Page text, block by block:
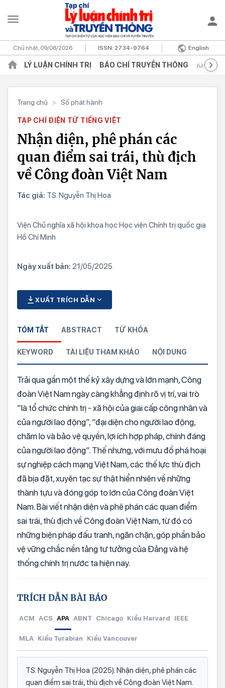
Chủ nhật, 09/08/2026 ISSN:2734-9764 English
LÝ LUẬN CHÍNH TRỊ BÁO CHÍ TRUYỀN THÔNG KHOA
Trang chủ > Số phát hành
TẠP CHÍ ĐIỆN TỬ TIẾNG VIỆT
Nhận diện, phê phán các
quan điểm sai trái, thù địch
về Công đoàn Việt Nam
Tác giả: TS. Nguyễn Thị Hoa
Viện Chủ nghĩa xã hội khoa học Học viện Chính trị quốc gia
Hồ Chí Minh
Ngày xuất bản: 21/05/2025
XUẤT TRÍCH DẪN
TÓM TẮT ABSTRACT TỪ KHÓA
KEYWORD TÀI LIỆU THAM KHẢO NỘI DUNG
Trải qua gần một thế kỷ xây dựng và lớn mạnh, Công
đoàn Việt Nam ngày càng khẳng định rõ vị trí, vai trò
“là tổ chức chính trị - xã hội của giai cấp công nhân và
của người lao động”, “đại diện cho người lao động,
chăm lo và bảo vệ quyền, lợi ích hợp pháp, chính đáng
của người lao động”. Thế nhưng, với mưu đồ phá hoại
sự nghiệp cách mạng Việt Nam, các thế lực thù địch
đã bịa đặt, xuyên tạc sự thật hiển nhiên về những
thành tựu và đóng góp to lớn của Công đoàn Việt
Nam. Bài viết nhận diện và phê phán các quan điểm
sai trái, thù địch về Công đoàn Việt Nam, từ đó có
những biện pháp đấu tranh, ngăn chặn, góp phần bảo
vệ vững chắc nền tảng tư tưởng của Đảng và hệ
thống chính trị nước ta hiện nay.
TRÍCH DẪN BÀI BÁO
ACM ACS APA ABNT Chicago Kiểu Harvard IEEE
MLA Kiểu Turabian Kiểu Vancouver
TS. Nguyễn Thị Hoa (2025). Nhận diện, phê phán các
quan điểm sai trái, thù địch về Công đoàn Việt Nam.